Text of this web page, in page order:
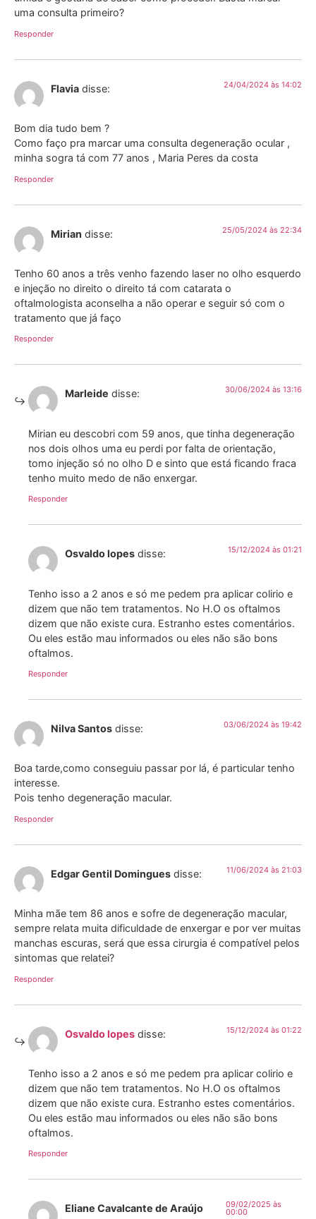
uma consulta primeiro?
Responder
Flavia disse: 24/04/2024 às 14:02
Bom dia tudo bem ?
Como faço pra marcar uma consulta degeneração ocular ,
minha sogra tá com 77 anos , Maria Peres da costa
Responder
Mirian disse: 25/05/2024 às 22:34
Tenho 60 anos a três venho fazendo laser no olho esquerdo
e injeção no direito o direito tá com catarata o
oftalmologista aconselha a não operar e seguir só com o
tratamento que já faço
Responder
Marleide disse: 30/06/2024 às 13:16
Mirian eu descobri com 59 anos, que tinha degeneração
nos dois olhos uma eu perdi por falta de orientação,
tomo injeção só no olho D e sinto que está ficando fraca
tenho muito medo de não enxergar.
Responder
Osvaldo lopes disse: 15/12/2024 às 01:21
Tenho isso a 2 anos e só me pedem pra aplicar colirio e
dizem que não tem tratamentos. No H.O os oftalmos
dizem que não existe cura. Estranho estes comentários.
Ou eles estão mau informados ou eles não são bons
oftalmos.
Responder
Nilva Santos disse: 03/06/2024 às 19:42
Boa tarde,como conseguiu passar por lá, é particular tenho
interesse.
Pois tenho degeneração macular.
Responder
Edgar Gentil Domingues disse: 11/06/2024 às 21:03
Minha mãe tem 86 anos e sofre de degeneração macular,
sempre relata muita dificuldade de enxergar e por ver muitas
manchas escuras, será que essa cirurgia é compatível pelos
sintomas que relatei?
Responder
Osvaldo lopes disse: 15/12/2024 às 01:22
Tenho isso a 2 anos e só me pedem pra aplicar colirio e
dizem que não tem tratamentos. No H.O os oftalmos
dizem que não existe cura. Estranho estes comentários.
Ou eles estão mau informados ou eles não são bons
oftalmos.
Responder
Eliane Cavalcante de Araújo
09/02/2025 às
00:00